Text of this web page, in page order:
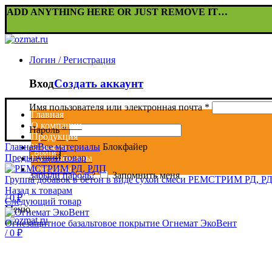
ADD ANYTHING HERE OR JUST REMOVE IT…
Логин / Регистрация
ВходСоздать аккаунт
Имя пользователя или электронная почта*
Пароль*
Войти
Забыли пароль? Запомнить меня
/ 0₽
Меню
/ 0 ₽
Главная
О компании
Продукция
Новости
Наши объекты
Контакты
ГлавнаяВсе материалы Блокфайер
Предыдущий товар
Группа добавок в бетон в виде сухой смеси РЕМСТРИМ РД,
Назад к товарам
Следующий товар
Огнезащитное базальтовое покрытие Огнемат ЭкоВент